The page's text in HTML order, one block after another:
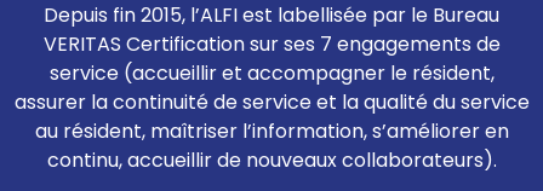
Depuis fin 2015, l’ALFI est labellisée par le Bureau
VERITAS Certification sur ses 7 engagements de
service (accueillir et accompagner le résident,
assurer la continuité de service et la qualité du service
au résident, maîtriser l’information, s’améliorer en
continu, accueillir de nouveaux collaborateurs).